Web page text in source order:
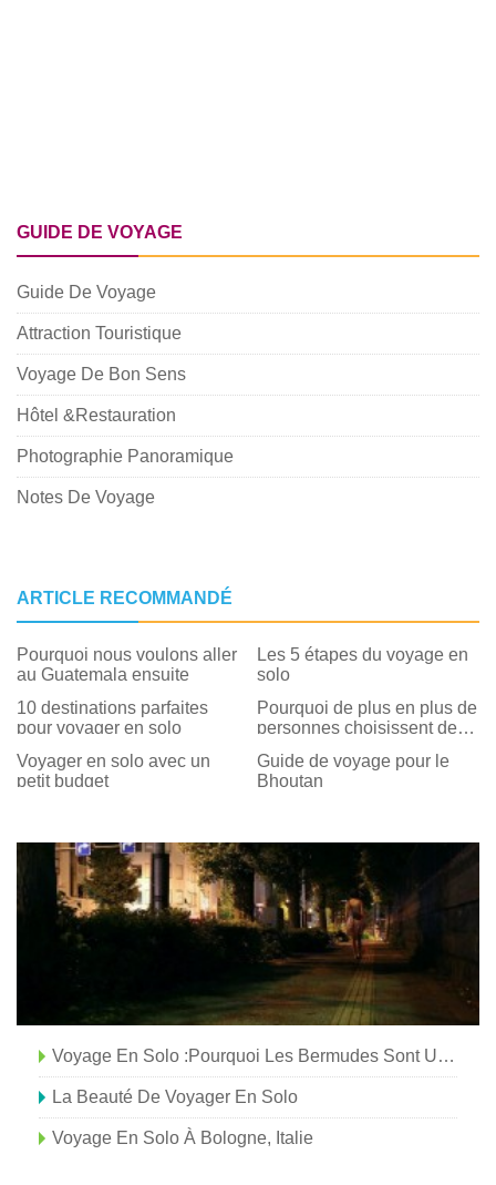
GUIDE DE VOYAGE
Guide De Voyage
Attraction Touristique
Voyage De Bon Sens
Hôtel &Restauration
Photographie Panoramique
Notes De Voyage
ARTICLE RECOMMANDÉ
Pourquoi nous voulons aller
au Guatemala ensuite
Les 5 étapes du voyage en
solo
10 destinations parfaites
pour voyager en solo
Pourquoi de plus en plus de
personnes choisissent de
Voyager en solo avec un
petit budget
Guide de voyage pour le
Bhoutan
Voyage En Solo :pourquoi Les Bermudes Sont Une Valeur Sûre Pour Les Voyageurs En Solo
La Beauté De Voyager En Solo
Voyage En Solo À Bologne, Italie